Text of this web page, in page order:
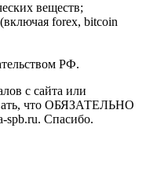
веществ;
forex, bitcoin
РФ.
с сайта или
что ОБЯЗАТЕЛЬНО
spb.ru. Спасибо.